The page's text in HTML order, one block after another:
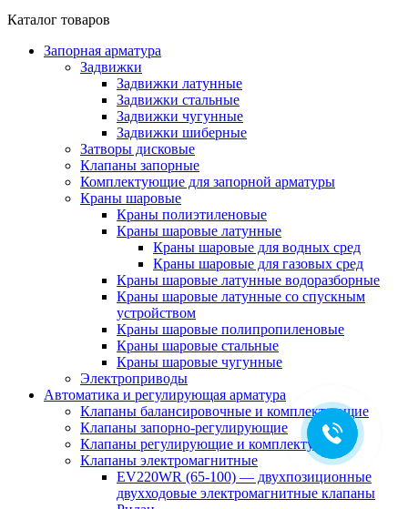
Каталог товаров
Запорная арматура
Задвижки
Задвижки латунные
Задвижки стальные
Задвижки чугунные
Задвижки шиберные
Затворы дисковые
Клапаны запорные
Комплектующие для запорной арматуры
Краны шаровые
Краны полиэтиленовые
Краны шаровые латунные
Краны шаровые для водных сред
Краны шаровые для газовых сред
Краны шаровые латунные водоразборные
Краны шаровые латунные со спускным
устройством
Краны шаровые полипропиленовые
Краны шаровые стальные
Краны шаровые чугунные
Электроприводы
Автоматика и регулирующая арматура
Клапаны балансировочные и комплектующие
Клапаны запорно-регулирующие
Клапаны регулирующие и комплектующие
Клапаны электромагнитные
EV220WR (65-100) — двухпозиционные
двухходовые электромагнитные клапаны